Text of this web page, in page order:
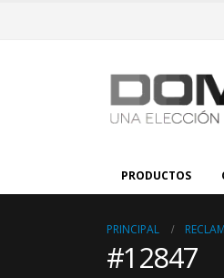
PRODUCTOS
PRINCIPAL
#12847